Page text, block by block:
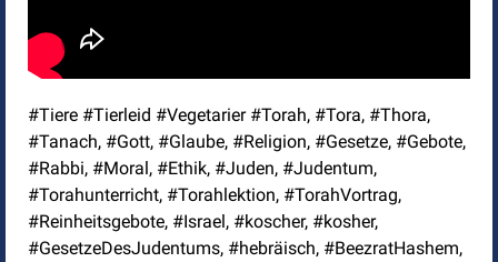
#Tiere #Tierleid #Vegetarier #Torah, #Tora, #Thora,
#Tanach, #Gott, #Glaube, #Religion, #Gesetze, #Gebote,
#Rabbi, #Moral, #Ethik, #Juden, #Judentum,
#Torahunterricht, #Torahlektion, #TorahVortrag,
#Reinheitsgebote, #Israel, #koscher, #kosher,
#GesetzeDesJudentums, #hebräisch, #BeezratHashem,